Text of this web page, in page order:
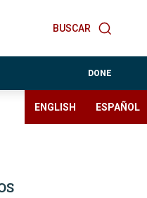
BUSCAR
DONE
ENGLISH ESPAÑOL